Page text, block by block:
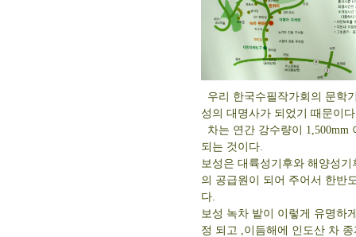
우리 한국수필작가회의 문학
성의 대명사가 되었기 때문이
차는 연간 강수량이
되는 것이다.
보성은 대륙성기후와 해양성
의 공급원이 되어 주어서 한반
다.
보성 녹차 밭이 이렇게 유명하
정 되고 ,이듬해에 인도산 차